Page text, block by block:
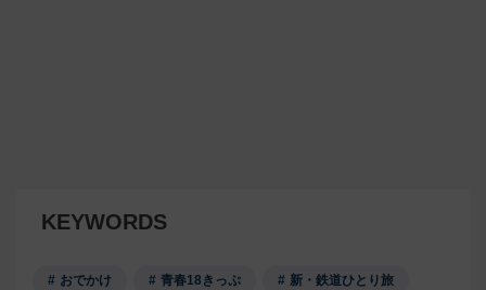
KEYWORDS
おでかけ 青春18きっぷ 新・鉄道ひとり旅